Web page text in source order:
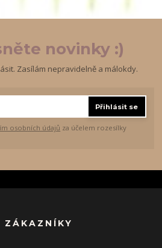
novinky :)
Zasílám nepravidelně a málokdy.
Přihlásit se
osobních údajů za účelem rozesílky
ZÁKAZNÍKY